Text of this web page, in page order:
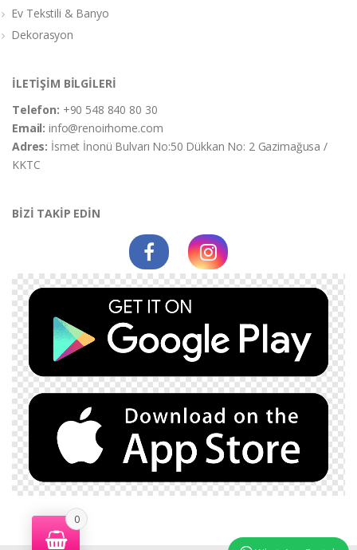
Ev Tekstili & Banyo
Dekorasyon
İLETİŞİM BİLGİLERİ
Telefon: +90 548 840 80 30
Email:info@renoirhome.com
Adres: İsmet İnonü Bulvarı No:50 Dükkan No: 2 Gazimağusa /
KKTC
BİZİ TAKİP EDİN
0